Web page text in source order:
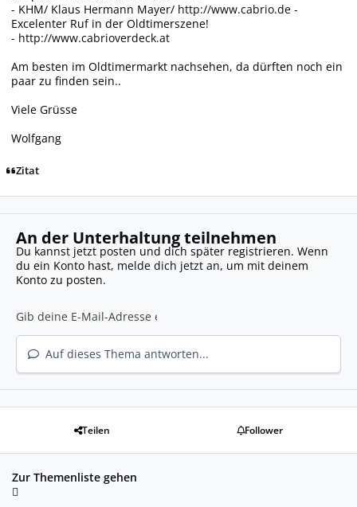
- KHM/ Klaus Hermann Mayer/ http://www.cabrio.de -
Excelenter Ruf in der Oldtimerszene!
- http://www.cabrioverdeck.at
Am besten im Oldtimermarkt nachsehen, da dürften noch ein
paar zu finden sein..
Viele Grüsse
Wolfgang
Zitat
An der Unterhaltung teilnehmen
Du kannst jetzt posten und dich später registrieren. Wenn
du ein Konto hast, melde dich jetzt an, um mit deinem
Konto zu posten.
Auf dieses Thema antworten...
Teilen Follower
Zur Themenliste gehen